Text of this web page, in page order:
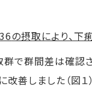
の摂取により、下
で群間差は確認
善しました（図１）